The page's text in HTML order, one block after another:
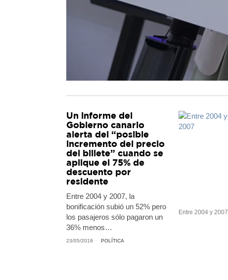
Entre 2004 y 2007
Un informe del
Gobierno canario
alerta del “posible
incremento del precio
del billete” cuando se
aplique el 75% de
descuento por
residente
Entre 2004 y 2007, la
bonificación subió un 52% pero
los pasajeros sólo pagaron un
36% menos…
23/05/2018 POLÍTICA